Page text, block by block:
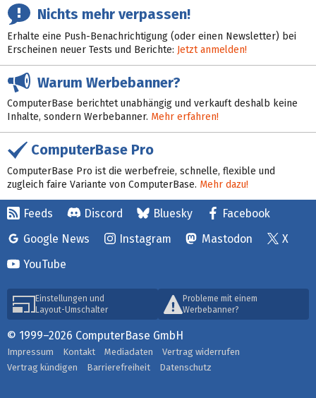
Nichts mehr verpassen!
Erhalte eine Push-Benachrichtigung (oder einen Newsletter) bei
Erscheinen neuer Tests und Berichte: Jetzt anmelden!
Warum Werbebanner?
ComputerBase berichtet unabhängig und verkauft deshalb keine
Inhalte, sondern Werbebanner. Mehr erfahren!
ComputerBase Pro
ComputerBase Pro ist die werbefreie, schnelle, flexible und
zugleich faire Variante von ComputerBase. Mehr dazu!
Feeds Discord Bluesky
Facebook
Google News
Instagram Mastodon
X
YouTube
Einstellungen und
Layout-Umschalter
Probleme mit einem
Werbebanner?
© 1999–2026 ComputerBase GmbH
Impressum Kontakt Mediadaten
Vertrag widerrufen
Vertrag kündigen
Barrierefreiheit Datenschutz